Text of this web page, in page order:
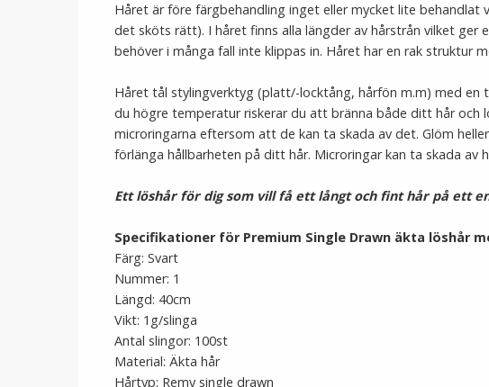
Håret är före färgbehandling inget eller mycket lite
det sköts rätt). I håret finns alla längder av hårstrån vilket
behöver i många fall inte klippas in. Håret har en rak struktur
Håret tål stylingverktyg (platt/-locktång, hårfön m.m) med en
du högre temperatur riskerar du att bränna både ditt hår och
microringarna eftersom att de kan ta skada av det. Glöm
förlänga hållbarheten på ditt hår. Microringar kan ta skada
Ett löshår för dig som vill få ett långt och fint hår på ett
Specifikationer för Premium Single Drawn äkta löshår
Färg: Svart
Nummer: 1
Längd: 40cm
Vikt: 1g/slinga
Antal slingor: 100st
Material: Äkta hår
Hårtyp: Remy single drawn